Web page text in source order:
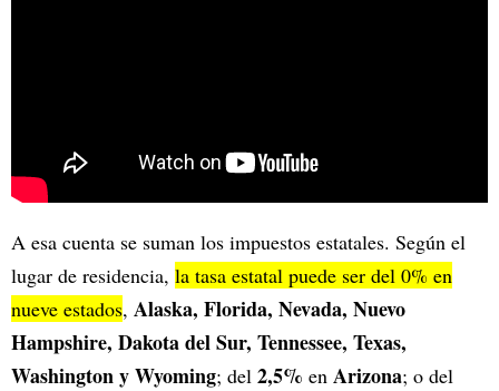
A esa cuenta se suman los impuestos estatales. Según el
lugar de residencia, la tasa estatal puede ser del 0% en
nueve estados, Alaska, Florida, Nevada, Nuevo
Hampshire, Dakota del Sur, Tennessee, Texas,
Washington y Wyoming; del 2,5% en Arizona; o del